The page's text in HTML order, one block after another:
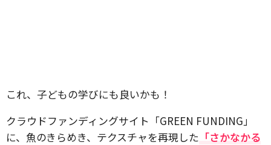
これ、子どもの学びにも良いかも！
クラウドファンディングサイト「GREEN FUNDING」
に、魚のきらめき、テクスチャを再現した 「さかなかる